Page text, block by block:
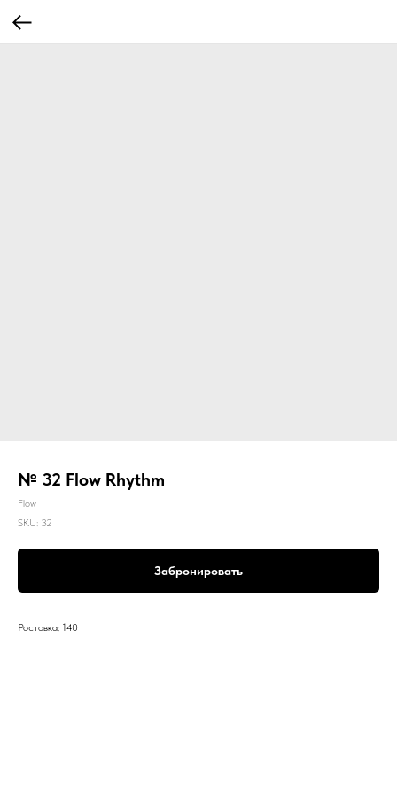
№ 32 Flow Rhythm
Flow
SKU: 32
Забронировать
Ростовка: 140